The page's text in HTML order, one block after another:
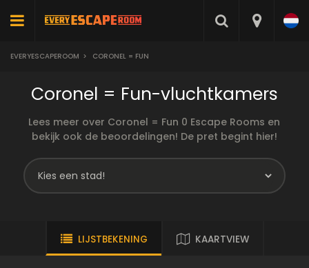
EVERYESCAPEROOM > CORONEL = FUN
Coronel = Fun-vluchtkamers
Lees meer over Coronel = Fun 0 Escape Rooms en
bekijk ook de beoordelingen! De pret begint hier!
LIJSTBEKENING KAARTVIEW